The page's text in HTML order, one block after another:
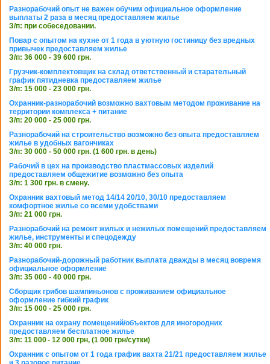
Разнорабочий опыт не важен обучим официальное оформление
выплаты 2 раза в месяц предоставляем жилье
З/п: при собеседовании.
Повар с опытом на кухне от 1 года в уютную гостиницу без вредных
привычек предоставляем жилье
З/п: 36 000 - 39 600 грн.
Грузчик-комплектовщик на склад ответственный и старательный
график пятидневка предоставляем жилье
З/п: 15 000 - 23 000 грн.
Охранник-разнорабочий возможно вахтовым методом проживание на
территории комплекса + питание
З/п: 20 000 - 25 000 грн.
Разнорабочий на строительство возможно без опыта предоставляем
жилье в удобных вагончиках
З/п: 30 000 - 50 000 грн. (1 600 грн. в день)
Рабочий в цех на производство пластмассовых изделий
предоставляем общежитие возможно без опыта
З/п: 1 300 грн. в смену.
Охранник вахтовый метод 14/14 20/10, 30/10 предоставляем
комфортное жилье со всеми удобствами
З/п: 21 000 грн.
Разнорабочий на ремонт жилых и нежилых помещений предоставляем
жилье, инструменты и спецодежду
З/п: 40 000 грн.
Разнорабочий-дорожный работник выплата дважды в месяц вовремя
официальное оформление
З/п: 35 000 - 40 000 грн.
Сборщик грибов шампиньонов с проживанием официальное
оформление гибкий график
З/п: 15 000 - 25 000 грн.
Охранник на охрану помещений/объектов для иногородних
предоставляем бесплатное жилье
З/п: 11 000 - 12 000 грн, (1 000 грн/сутки)
Охранник с опытом от 1 года график вахта 21/21 предоставляем жилье